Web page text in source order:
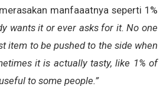
manfaaatnya seperti 1%
wants it or ever asks for it. No one
item to be pushed to the side when
it is actually tasty, like 1% of
to some people.”